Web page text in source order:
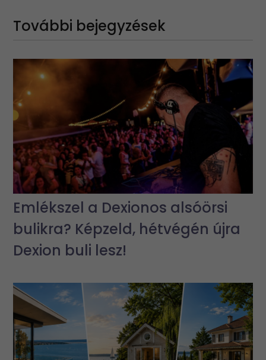
További bejegyzések
Emlékszel a Dexionos alsóörsi
bulikra? Képzeld, hétvégén újra
Dexion buli lesz!